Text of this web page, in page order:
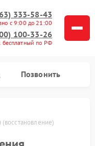
333-58-43
с 9:00 до 21:00
100-33-26
бесплатный по РФ
Позвонить